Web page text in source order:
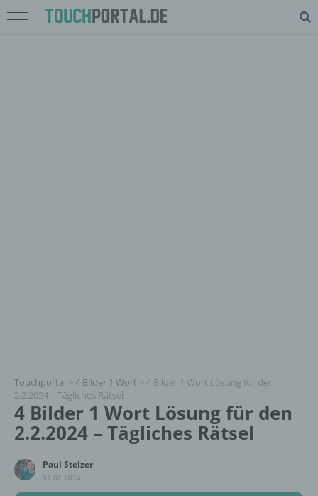
Touchportal > 4 Bilder 1 Wort > 4 Bilder 1 Wort Lösung für den
2.2.2024 – Tägliches Rätsel
4 Bilder 1 Wort Lösung für den
2.2.2024 – Tägliches Rätsel
Paul Stelzer
01.02.2024